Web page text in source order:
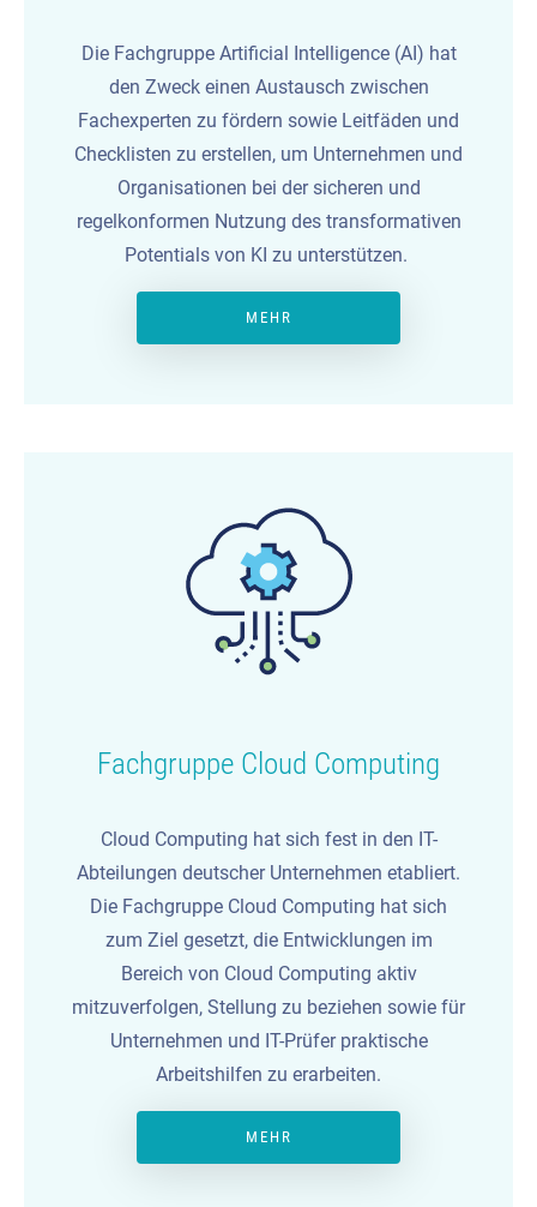
Die Fachgruppe Artificial Intelligence (AI) hat
den Zweck einen Austausch zwischen
Fachexperten zu fördern sowie Leitfäden und
Checklisten zu erstellen, um Unternehmen und
Organisationen bei der sicheren und
regelkonformen Nutzung des transformativen
Potentials von KI zu unterstützen.
MEHR
Fachgruppe Cloud Computing
Cloud Computing hat sich fest in den IT-
Abteilungen deutscher Unternehmen etabliert.
Die Fachgruppe Cloud Computing hat sich
zum Ziel gesetzt, die Entwicklungen im
Bereich von Cloud Computing aktiv
mitzuverfolgen, Stellung zu beziehen sowie für
Unternehmen und IT-Prüfer praktische
Arbeitshilfen zu erarbeiten.
MEHR